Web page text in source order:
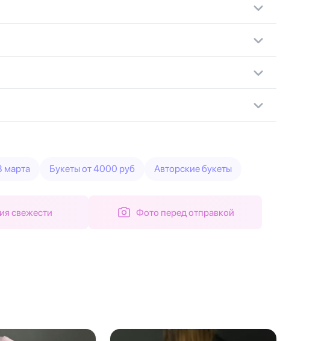
марта Букеты от 4000 руб Авторские букеты
свежести Фото перед отправкой